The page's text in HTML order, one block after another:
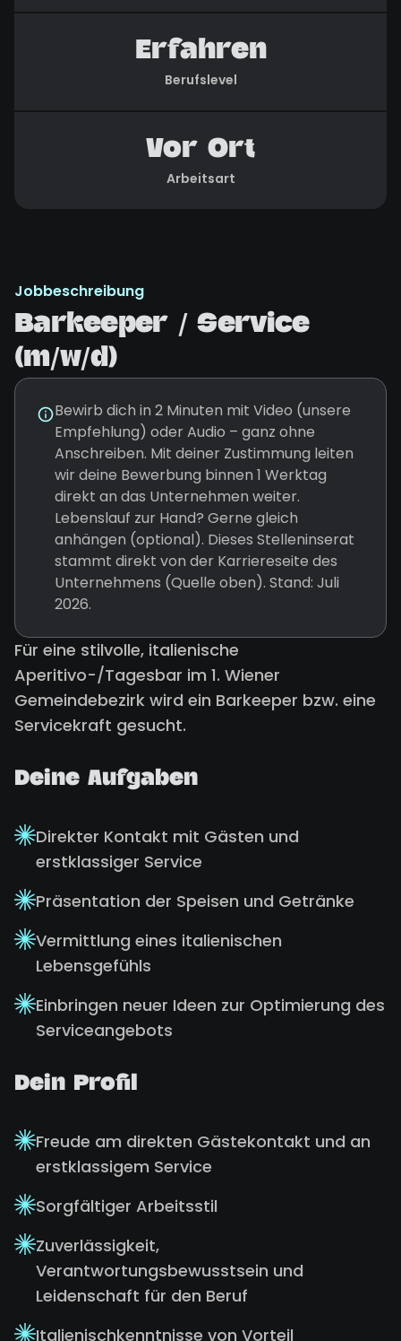
Erfahren
Berufslevel
Vor Ort
Arbeitsart
Jobbeschreibung
Barkeeper / Service
(m/w/d)
Bewirb dich in 2 Minuten mit Video (unsere
Empfehlung) oder Audio – ganz ohne
Anschreiben. Mit deiner Zustimmung leiten
wir deine Bewerbung binnen 1 Werktag
direkt an das Unternehmen weiter.
Lebenslauf zur Hand? Gerne gleich
anhängen (optional). Dieses Stelleninserat
stammt direkt von der Karriereseite des
Unternehmens (Quelle oben). Stand: Juli
2026.
Für eine stilvolle, italienische
Aperitivo-/Tagesbar im 1. Wiener
Gemeindebezirk wird ein Barkeeper bzw. eine
Servicekraft gesucht.
Deine Aufgaben
Direkter Kontakt mit Gästen und
erstklassiger Service
Präsentation der Speisen und Getränke
Vermittlung eines italienischen
Lebensgefühls
Einbringen neuer Ideen zur Optimierung des
Serviceangebots
Dein Profil
Freude am direkten Gästekontakt und an
erstklassigem Service
Sorgfältiger Arbeitsstil
Zuverlässigkeit,
Verantwortungsbewusstsein und
Leidenschaft für den Beruf
Italienischkenntnisse von Vorteil